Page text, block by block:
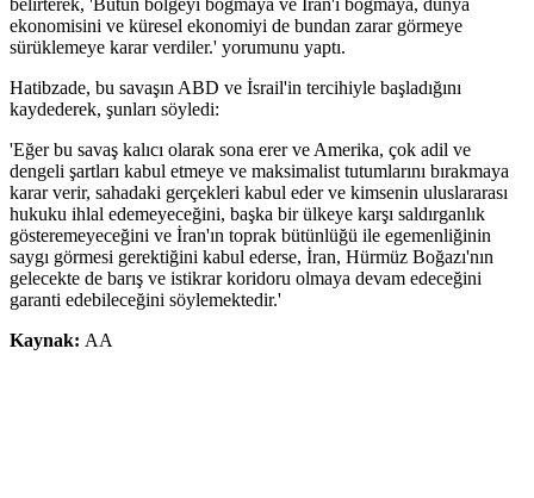
belirterek, 'Bütün bölgeyi boğmaya ve İran'ı boğmaya, dünya
ekonomisini ve küresel ekonomiyi de bundan zarar görmeye
sürüklemeye karar verdiler.' yorumunu yaptı.
Hatibzade, bu savaşın ABD ve İsrail'in tercihiyle başladığını
kaydederek, şunları söyledi:
'Eğer bu savaş kalıcı olarak sona erer ve Amerika, çok adil ve
dengeli şartları kabul etmeye ve maksimalist tutumlarını bırakmaya
karar verir, sahadaki gerçekleri kabul eder ve kimsenin uluslararası
hukuku ihlal edemeyeceğini, başka bir ülkeye karşı saldırganlık
gösteremeyeceğini ve İran'ın toprak bütünlüğü ile egemenliğinin
saygı görmesi gerektiğini kabul ederse, İran, Hürmüz Boğazı'nın
gelecekte de barış ve istikrar koridoru olmaya devam edeceğini
garanti edebileceğini söylemektedir.'
Kaynak: AA